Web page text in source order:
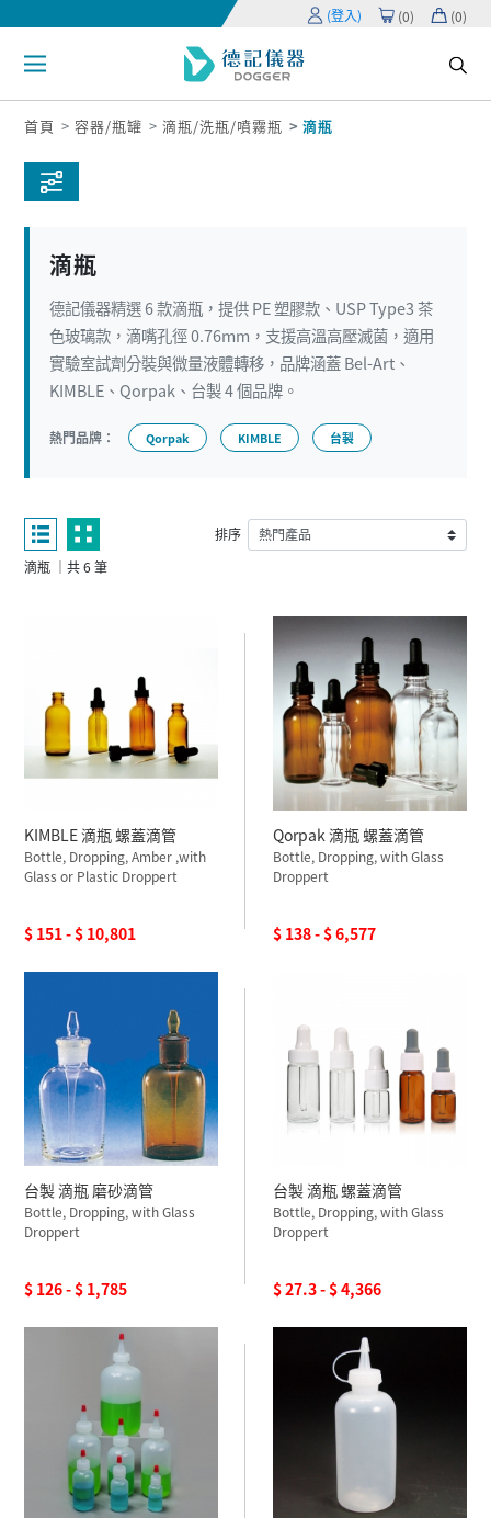
(登入) (0) (0)
首頁 容器/瓶罐 滴瓶/洗瓶/噴霧瓶 滴瓶
滴瓶
德記儀器精選 6 款滴瓶，提供 PE 塑膠款、USP Type3 茶
色玻璃款，滴嘴孔徑 0.76mm，支援高溫高壓滅菌，適用
實驗室試劑分裝與微量液體轉移，品牌涵蓋 Bel-Art、
KIMBLE、Qorpak、台製 4 個品牌。
熱門品牌： Qorpak KIMBLE 台製
滴瓶 ｜共 6 筆
排序
KIMBLE 滴瓶 螺蓋滴管
Bottle, Dropping, Amber ,with
Glass or Plastic Droppert
$ 151 - $ 10,801
Qorpak 滴瓶 螺蓋滴管
Bottle, Dropping, with Glass
Droppert
$ 138 - $ 6,577
台製 滴瓶 磨砂滴管
Bottle, Dropping, with Glass
Droppert
$ 126 - $ 1,785
台製 滴瓶 螺蓋滴管
Bottle, Dropping, with Glass
Droppert
$ 27.3 - $ 4,366